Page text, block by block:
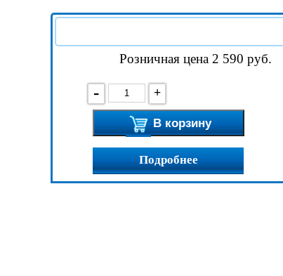
Розничная цена 2 590 руб.
- +
В корзину
Подробнее